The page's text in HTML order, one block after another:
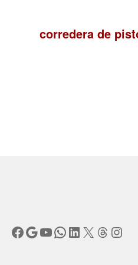
Siguiente:
corredera de
Facebook
Google
YouTube
WhatsApp
LinkedIn
X